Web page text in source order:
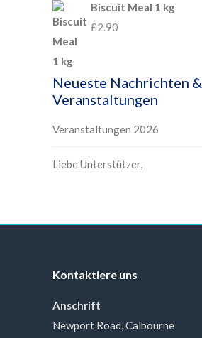
Biscuit Meal 1 kg
£2.90
Neueste Nachrichten &
Veranstaltungen
Veranstaltungen 2026
Liebe Unterstützer,
Kontaktiere uns
Anschrift
Newport Road, Calbourne